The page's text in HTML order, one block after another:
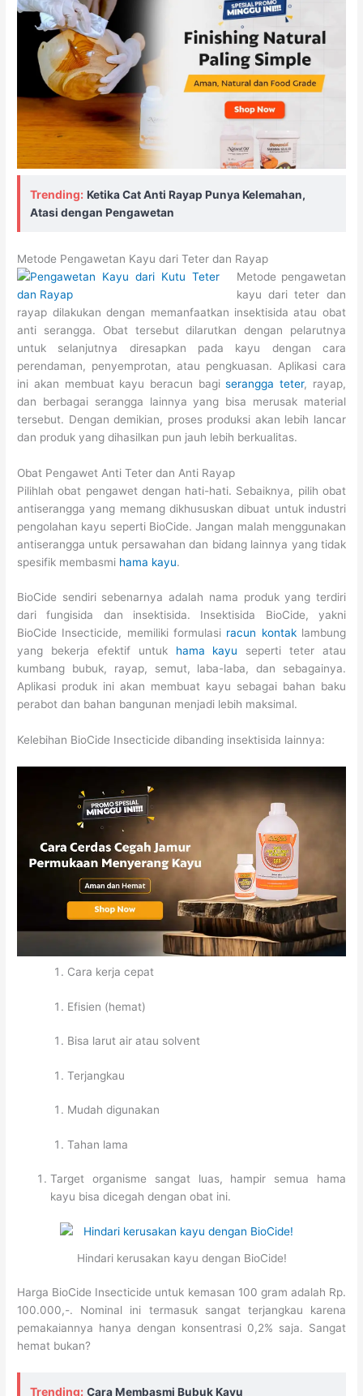
Trending: Ketika Cat Anti Rayap Punya Kelemahan,
Atasi dengan Pengawetan
Metode Pengawetan Kayu dari Teter dan Rayap
Metode pengawetan
kayu dari teter dan
rayap dilakukan dengan memanfaatkan insektisida atau obat
anti serangga. Obat tersebut dilarutkan dengan pelarutnya
untuk selanjutnya diresapkan pada kayu dengan cara
perendaman, penyemprotan, atau pengkuasan. Aplikasi cara
ini akan membuat kayu beracun bagiserangga teter, rayap,
dan berbagai serangga lainnya yang bisa merusak material
tersebut. Dengan demikian, proses produksi akan lebih lancar
dan produk yang dihasilkan pun jauh lebih berkualitas.
Obat Pengawet Anti Teter dan Anti Rayap
Pilihlah obat pengawet dengan hati-hati. Sebaiknya, pilih obat
antiserangga yang memang dikhususkan dibuat untuk industri
pengolahan kayu seperti BioCide. Jangan malah menggunakan
antiserangga untuk persawahan dan bidang lainnya yang tidak
spesifik membasmi hama kayu.
BioCide sendiri sebenarnya adalah nama produk yang terdiri
dari fungisida dan insektisida. Insektisida BioCide, yakni
BioCide Insecticide, memiliki formulasi racun kontaklambung
yang bekerja efektif untuk hama kayu seperti teter atau
kumbang bubuk, rayap, semut, laba-laba, dan sebagainya.
Aplikasi produk ini akan membuat kayu sebagai bahan baku
perabot dan bahan bangunan menjadi lebih maksimal.
Kelebihan BioCide Insecticide dibanding insektisida lainnya:
Cara kerja cepat
Efisien (hemat)
Bisa larut air atau solvent
Terjangkau
Mudah digunakan
Tahan lama
Target organisme sangat luas, hampir semua hama
kayu bisa dicegah dengan obat ini.
Hindari kerusakan kayu dengan BioCide!
Harga BioCide Insecticide untuk kemasan 100 gram adalah Rp.
100.000,-. Nominal ini termasuk sangat terjangkau karena
pemakaiannya hanya dengan konsentrasi 0,2% saja. Sangat
hemat bukan?
Trending: Cara Membasmi Bubuk Kayu